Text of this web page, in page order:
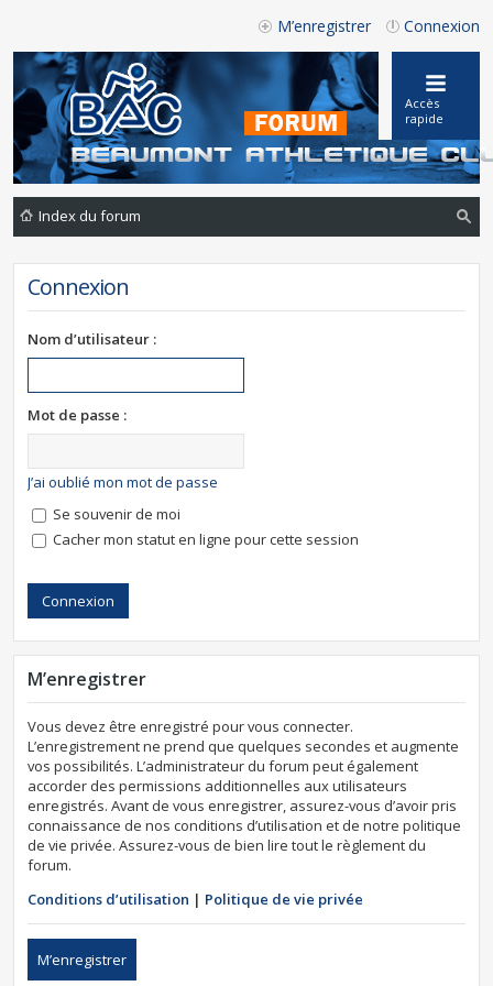
Connexion
M’enregistrer
Accès
rapide
Index du forum
rc
Connexion
Nom d’utilisateur :
Mot de passe :
J’ai oublié mon mot de passe
Se souvenir de moi
Cacher mon statut en ligne pour cette session
M’enregistrer
Vous devez être enregistré pour vous connecter.
L’enregistrement ne prend que quelques secondes et augmente
vos possibilités. L’administrateur du forum peut également
accorder des permissions additionnelles aux utilisateurs
enregistrés. Avant de vous enregistrer, assurez-vous d’avoir pris
connaissance de nos conditions d’utilisation et de notre politique
de vie privée. Assurez-vous de bien lire tout le règlement du
forum.
Conditions d’utilisation | Politique de vie privée
M’enregistrer